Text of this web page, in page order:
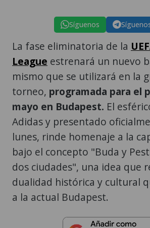
Síguenos
La fase eliminatoria de la
League estrenará un nuevo
mismo que se utilizará en la
torneo, programada para el
mayo en Budapest. El
Adidas y presentado
lunes, rinde homenaje a la
bajo el concepto "Buda y
dos ciudades", una idea que
dualidad histórica y cultural
a la actual Budapest.